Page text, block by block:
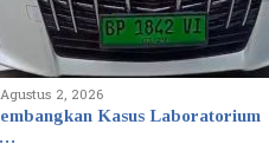
Agustus 2, 2026
Kasus Laboratorium